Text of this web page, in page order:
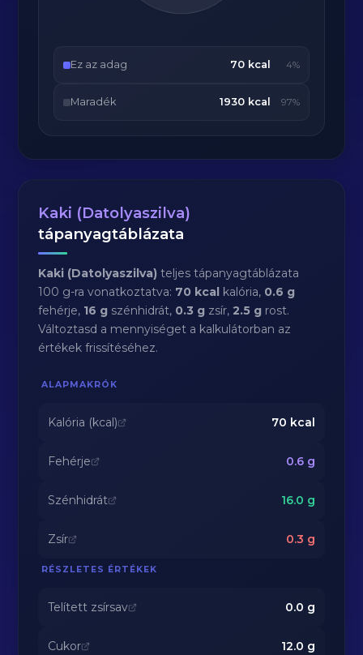
Ez az adag 70 kcal 4%
Maradék 1930 kcal 97%
Kaki (Datolyaszilva)
tápanyagtáblázata
Kaki (Datolyaszilva) teljes tápanyagtáblázata
100 g-ra vonatkoztatva: 70 kcal kalória, 0.6 g
fehérje, 16 g szénhidrát, 0.3 g zsír,2.5 g rost.
Változtasd a mennyiséget a kalkulátorban az
értékek frissítéséhez.
ALAPMAKRÓK
Kalória (kcal) 70 kcal
Fehérje 0.6g
Szénhidrát 16.0 g
Zsír 0.3 g
RÉSZLETES ÉRTÉKEK
Telített zsírsav 0.0 g
Cukor 12.0 g